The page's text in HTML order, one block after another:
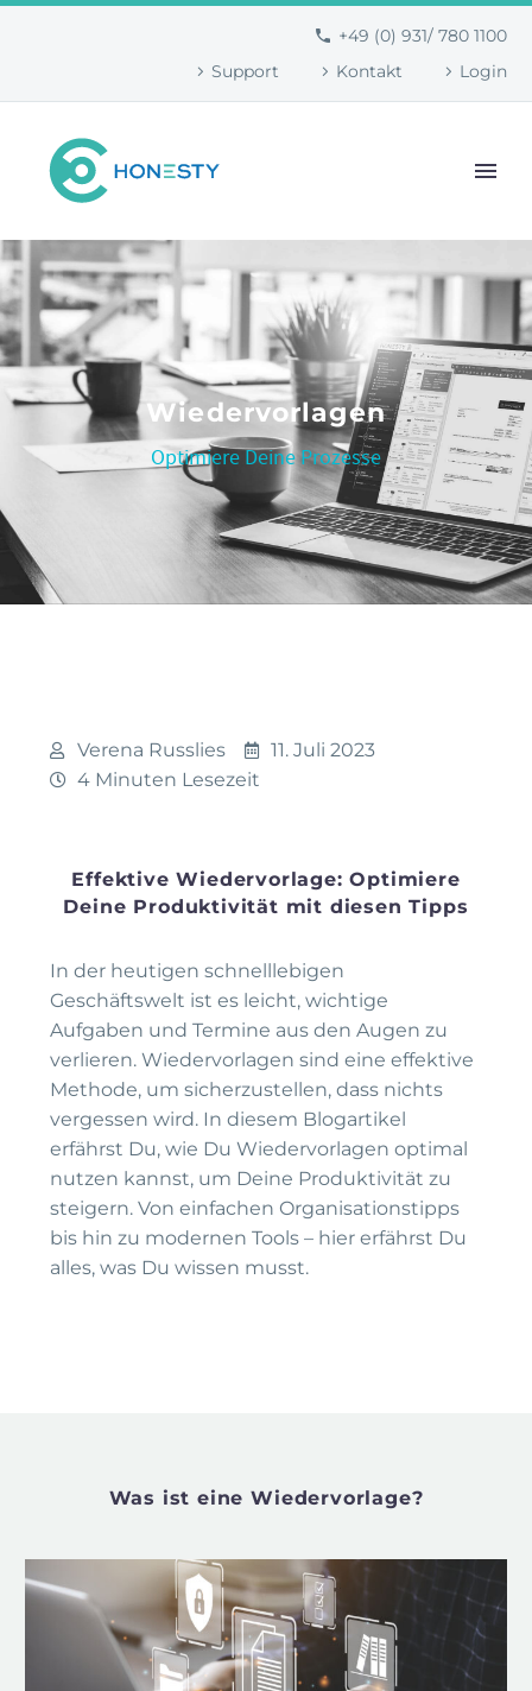
+49 (0) 931/ 780 1100
Support
Kontakt Login
Wiedervorlagen
Optimiere Deine Prozesse
Verena Russlies
11. Juli 2023
4 Minuten Lesezeit
Effektive Wiedervorlage: Optimiere
Deine Produktivität mit diesen Tipps
In der heutigen schnelllebigen
Geschäftswelt ist es leicht, wichtige
Aufgaben und Termine aus den Augen zu
verlieren. Wiedervorlagen sind eine effektive
Methode, um sicherzustellen, dass nichts
vergessen wird. In diesem Blogartikel
erfährst Du, wie Du Wiedervorlagen optimal
nutzen kannst, um Deine Produktivität zu
steigern. Von einfachen Organisationstipps
bis hin zu modernen Tools – hier erfährst Du
alles, was Du wissen musst.
Was ist eine Wiedervorlage?